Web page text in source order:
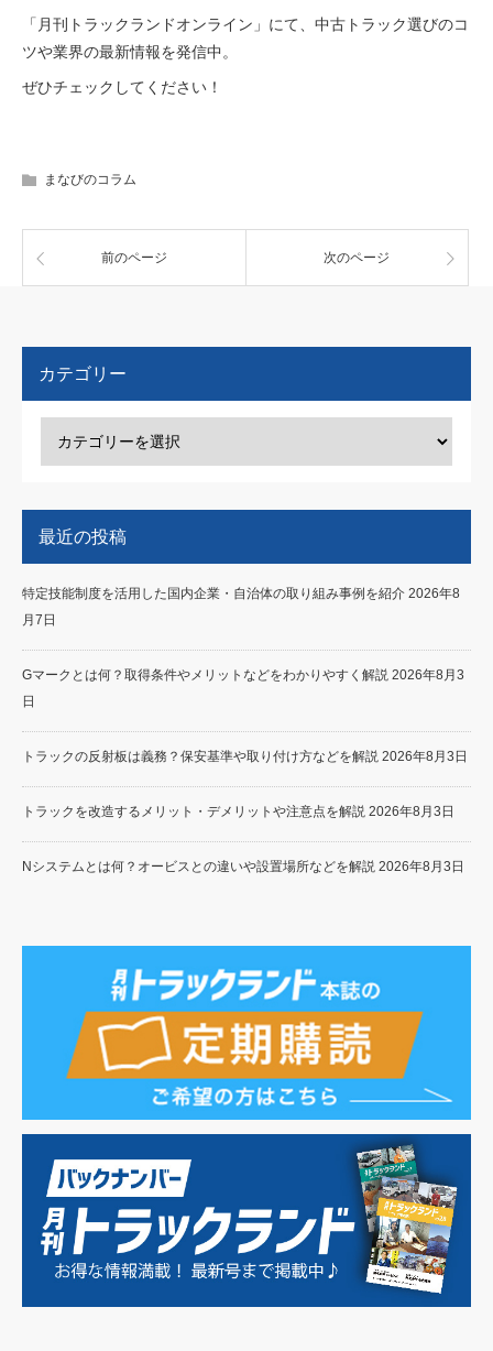
「月刊トラックランドオンライン」にて、中古トラック選びのコ
ツや業界の最新情報を発信中。
ぜひチェックしてください！
まなびのコラム
前のページ 次のページ
カテゴリー
最近の投稿
特定技能制度を活用した国内企業・自治体の取り組み事例を紹介 2026年8
月7日
Gマークとは何？取得条件やメリットなどをわかりやすく解説 2026年8月3
日
トラックの反射板は義務？保安基準や取り付け方などを解説 2026年8月3日
トラックを改造するメリット・デメリットや注意点を解説 2026年8月3日
Nシステムとは何？オービスとの違いや設置場所などを解説 2026年8月3日